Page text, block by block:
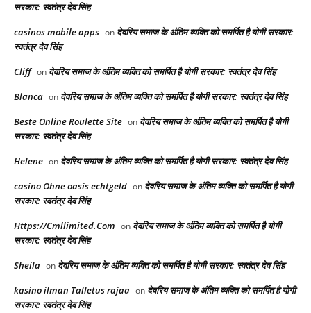
सरकार: स्वतंत्र देव सिंह
casinos mobile apps on देवरिय समाज के अंतिम व्यक्ति को समर्पित है योगी सरकार:
स्वतंत्र देव सिंह
Cliff on देवरिय समाज के अंतिम व्यक्ति को समर्पित है योगी सरकार: स्वतंत्र देव सिंह
Blanca on देवरिय समाज के अंतिम व्यक्ति को समर्पित है योगी सरकार: स्वतंत्र देव सिंह
Beste Online Roulette Site on देवरिय समाज के अंतिम व्यक्ति को समर्पित है योगी
सरकार: स्वतंत्र देव सिंह
Helene on देवरिय समाज के अंतिम व्यक्ति को समर्पित है योगी सरकार: स्वतंत्र देव सिंह
casino Ohne oasis echtgeld on देवरिय समाज के अंतिम व्यक्ति को समर्पित है योगी
सरकार: स्वतंत्र देव सिंह
Https://Cmllimited.Com on देवरिय समाज के अंतिम व्यक्ति को समर्पित है योगी
सरकार: स्वतंत्र देव सिंह
Sheila on देवरिय समाज के अंतिम व्यक्ति को समर्पित है योगी सरकार: स्वतंत्र देव सिंह
kasino ilman Talletus rajaa on देवरिय समाज के अंतिम व्यक्ति को समर्पित है योगी
सरकार: स्वतंत्र देव सिंह